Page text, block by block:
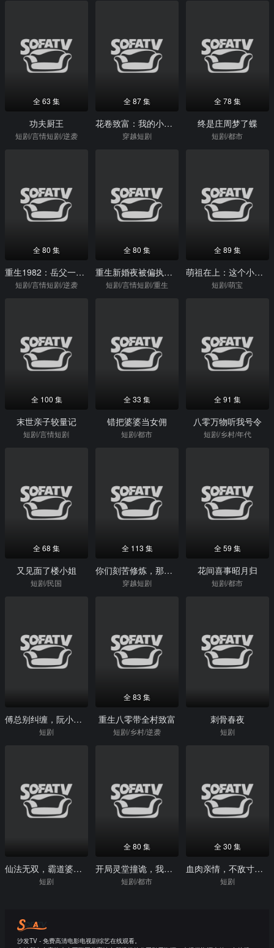
全 63 集
功夫厨王
短剧/言情短剧/逆袭
全 87 集
花卷致富：我的小吃店通古今！第二季
穿越短剧
全 78 集
终是庄周梦了蝶
短剧/都市
全 80 集
重生1982：岳父一家上门逼婚
短剧/言情短剧/逆袭
全 80 集
重生新婚夜被偏执老公亲疯了
短剧/言情短剧/重生
全 89 集
萌祖在上：这个小孩实力超强
短剧/萌宝
全 100 集
末世亲子较量记
短剧/言情短剧
全 33 集
错把婆婆当女佣
短剧/都市
全 91 集
八零万物听我号令
短剧/乡村/年代
全 68 集
又见面了楼小姐
短剧/民国
全 113 集
你们刻苦修炼，那我专心养爹
穿越短剧
全 59 集
花间喜事昭月归
短剧/都市
傅总别纠缠，阮小姐她已婚了
短剧
全 83 集
重生八零带全村致富
短剧/乡村/逆袭
刺骨春夜
短剧
仙法无双，霸道婆婆狠狠宠
短剧
全 80 集
开局灵堂撞诡，我成最强相师
短剧/都市
全 30 集
血肉亲情，不敌寸利贪心
短剧
沙发TV - 免费高清电影电视剧综艺在线观看。